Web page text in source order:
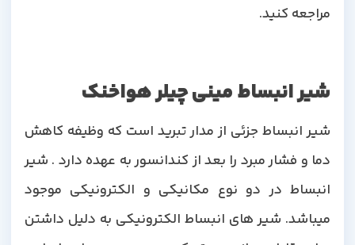
مراجعه کنید.
شیر انبساط مینی چیلر هواخنک
شیر انبساط جزئی از مدار تبرید است که وظیفه کاهش
دما و فشار مبرد را بعد از کندانسور به عهده دارد . شیر
انبساط در دو نوع مکانیکی و الکترونیکی موجود
میباشد. شیر های انبساط الکترونیکی به دلیل داشتن